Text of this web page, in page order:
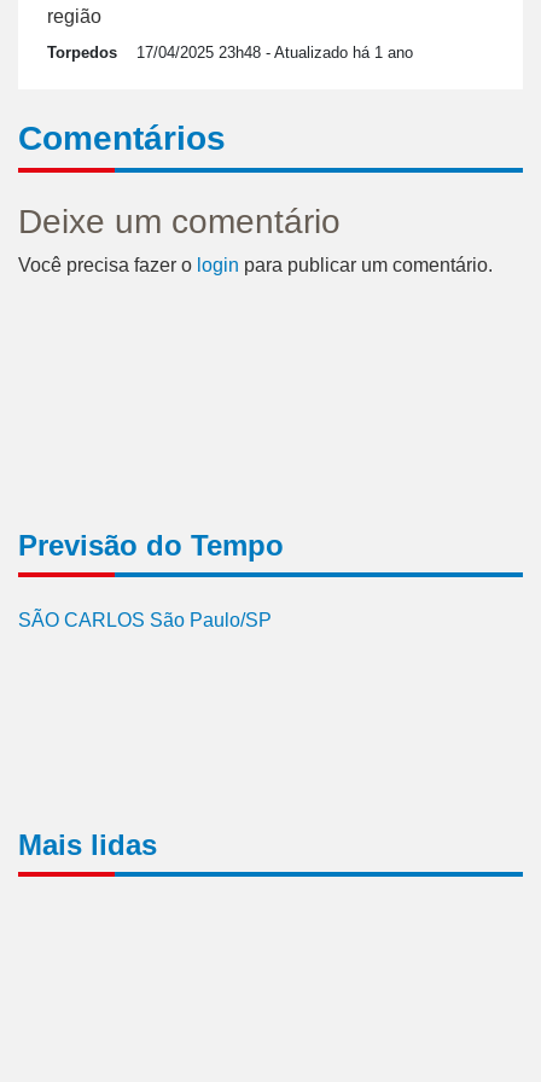
região
Torpedos 17/04/2025 23h48 - Atualizado há 1 ano
Comentários
Deixe um comentário
Você precisa fazer o login para publicar um comentário.
Previsão do Tempo
SÃO CARLOS São Paulo/SP
Mais lidas